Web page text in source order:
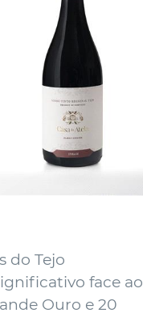
do Tejo
face ao
Ouro e 20